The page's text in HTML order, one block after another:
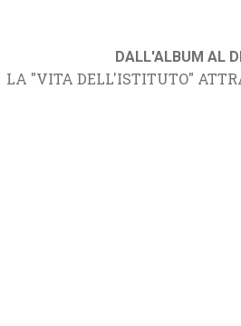
DALL'ALBUM AL
LA "VITA DELL'ISTITUTO"